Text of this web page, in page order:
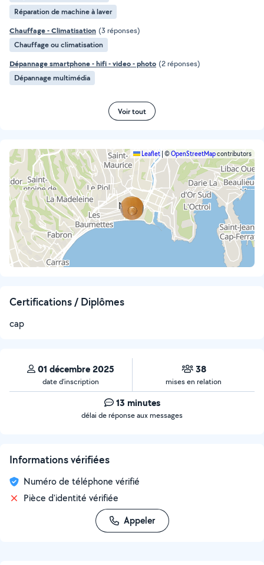
Réparation de machine à laver
Chauffage - Climatisation (3 réponses)
Chauffage ou climatisation
Dépannage smartphone - hifi - video - photo (2 réponses)
Dépannage multimédia
Voir tout
Leaflet ©OpenStreetMapcontributors
Certifications / Diplômes
cap
01 décembre 2025
date d’inscription
38
mises en relation
13 minutes
délai de réponse aux messages
Informations vérifiées
Numéro de téléphone vérifié
Pièce d'identité vérifiée
Appeler